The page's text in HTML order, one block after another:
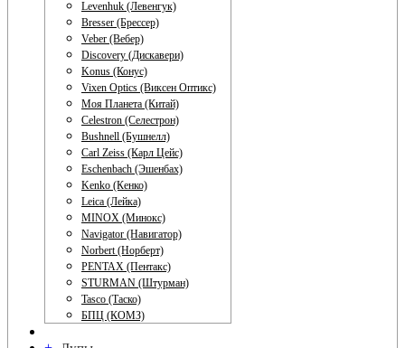
Levenhuk (Левенгук)
Bresser (Брессер)
Veber (Вебер)
Discovery (Дискавери)
Konus (Конус)
Vixen Optics (Виксен Оптикс)
Моя Планета (Китай)
Celestron (Селестрон)
Bushnell (Бушнелл)
Carl Zeiss (Карл Цейс)
Eschenbach (Эшенбах)
Kenko (Кенко)
Leica (Лейка)
MINOX (Минокс)
Navigator (Навигатор)
Norbert (Норберт)
PENTAX (Пентакс)
STURMAN (Штурман)
Tasco (Таско)
БПЦ (КОМЗ)